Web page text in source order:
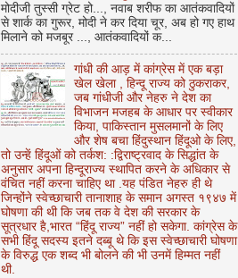
मोदीजी तुस्सी ग्रेट हो..., नवाब शरीफ का आतंकवादियों
से शार्क का गुरूर, मोदी ने कर दिया चूर, अब हो गए हाथ
मिलाने को मजबूर ..., आतंकवादियों क...
गांधी की आड़ में कांग्रेस में एक बड़ा
खेल खेला , हिन्दू राज्य को ठुकराकर,
जब गांधीजी और नेहरु ने देश का
विभाजन मजहब के आधार पर स्वीकार
किया, पाकिस्तान मुसलमानों के लिए
और शेष बचा हिंदुस्थान हिंदूओ के लिए,
तो उन्हें हिंदूओं को तर्कश: :द्विराष्ट्रवाद के सिद्धांत के
अनुसार अपना हिन्दूराज्य स्थापित करने के अधिकार से
वंचित नहीं करना चाहिए था .यह पंडित नेहरु ही थे
जिन्होंने स्वेच्छाचारी तानाशाह के समान अगस्त १९४७ में
घोषणा की थी कि जब तक वे देश की सरकार के
सूत्रधार है,भारत “हिंदू राज्य” नहीं हो सकेगा. कांग्रेस के
सभी हिंदू सदस्य इतने दब्बू थे कि इस स्वेच्छाचारी घोषणा
के विरुद्ध एक शब्द भी बोलने की भी उनमें हिम्मत नहीं
थी.